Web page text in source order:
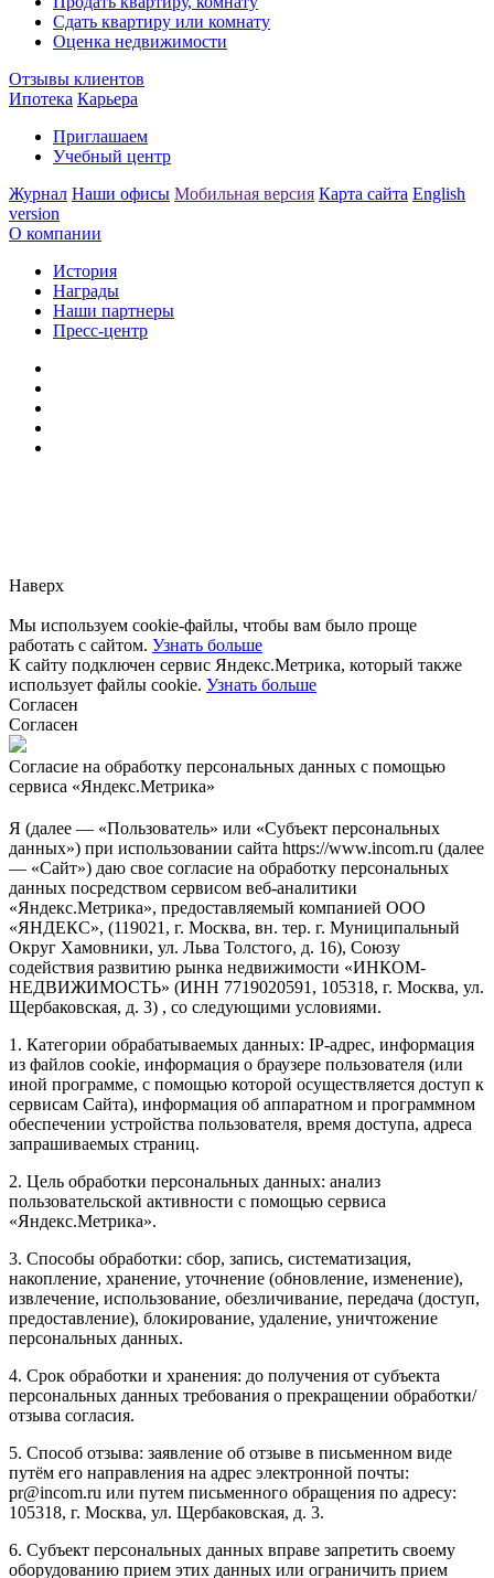
Сдать квартиру или комнату
Оценка недвижимости
Отзывы клиентов
Ипотека Карьера
Приглашаем
Учебный центр
Журнал Наши офисы Мобильная версия Карта сайта English
version
О компании
История
Награды
Наши партнеры
Пресс-центр
Наверх
Мы используем cookie-файлы, чтобы вам было проще
работать с сайтом. Узнать больше
К сайту подключен сервис Яндекс.Метрика, который также
использует файлы cookie. Узнать больше
Согласен
Согласен
Согласие на обработку персональных данных с помощью
сервиса «Яндекс.Метрика»
Я (далее — «Пользователь» или «Субъект персональных
данных») при использовании сайта https://www.incom.ru (далее
— «Сайт») даю свое согласие на обработку персональных
данных посредством сервисом веб-аналитики
«Яндекс.Метрика», предоставляемый компанией ООО
«ЯНДЕКС», (119021, г. Москва, вн. тер. г. Муниципальный
Округ Хамовники, ул. Льва Толстого, д. 16), Союзу
содействия развитию рынка недвижимости «ИНКОМ-
НЕДВИЖИМОСТЬ» (ИНН 7719020591, 105318, г. Москва, ул.
Щербаковская, д. 3) , со следующими условиями.
1. Категории обрабатываемых данных: IP-адрес, информация
из файлов cookie, информация о браузере пользователя (или
иной программе, с помощью которой осуществляется доступ к
сервисам Сайта), информация об аппаратном и программном
обеспечении устройства пользователя, время доступа, адреса
запрашиваемых страниц.
2. Цель обработки персональных данных: анализ
пользовательской активности с помощью сервиса
«Яндекс.Метрика».
3. Способы обработки: сбор, запись, систематизация,
накопление, хранение, уточнение (обновление, изменение),
извлечение, использование, обезличивание, передача (доступ,
предоставление), блокирование, удаление, уничтожение
персональных данных.
4. Срок обработки и хранения: до получения от субъекта
персональных данных требования о прекращении обработки/
отзыва согласия.
5. Способ отзыва: заявление об отзыве в письменном виде
путём его направления на адрес электронной почты:
pr@incom.ru или путем письменного обращения по адресу:
105318, г. Москва, ул. Щербаковская, д. 3.
6. Субъект персональных данных вправе запретить своему
оборудованию прием этих данных или ограничить прием